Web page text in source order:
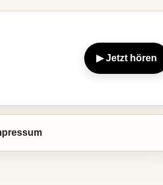
▶ Jetzt hören